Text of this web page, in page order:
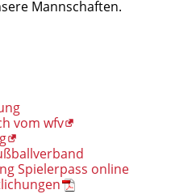
Mannschaften.
vom wfv
Spielerpass online